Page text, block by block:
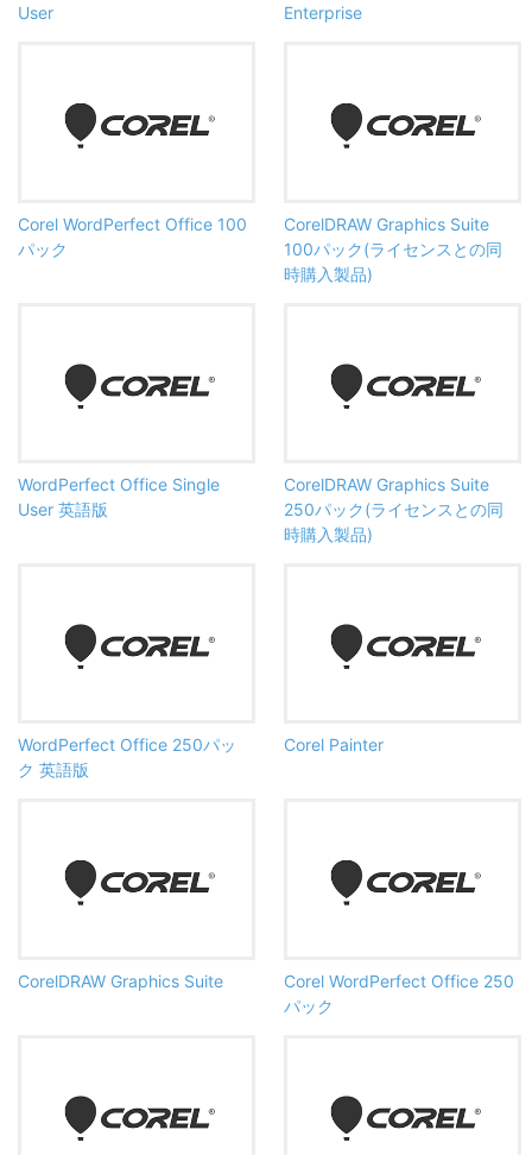
User
Enterprise
Corel WordPerfect Office 100
パック
CorelDRAW Graphics Suite
100パック(ライセンスとの同
時購入製品)
WordPerfect Office Single
User 英語版
CorelDRAW Graphics Suite
250パック(ライセンスとの同
時購入製品)
WordPerfect Office 250パッ
ク 英語版
Corel Painter
CorelDRAW Graphics Suite
Corel WordPerfect Office 250
パック